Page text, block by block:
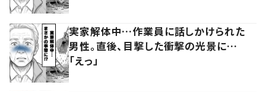
実家解体中…作業員に話しかけられた
男性。直後、目撃した衝撃の光景に…
「えっ」